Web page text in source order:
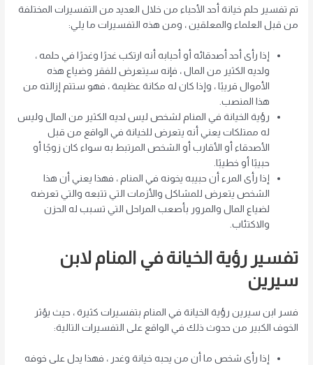
تم تفسير حلم خيانة أحد الأحباء من خلال العديد من التفسيرات المختلفة
من قبل العلماء والمعلقين ، ومن هذه التفسيرات ما يلي:
إذا رأى أحد أصدقائه أو أحبابه أنه ارتكب غدرًا وغدرًا في حلمه ،
ولديه الكثير من المال ، فإنه سيتعرض للفقر وضياع هذه
الأموال قريبًا ، وإذا كان له مكانة عظيمة ، فهو ستتم إزالته من
هذا المنصب.
رؤية الخيانة في المنام لشخص ليس لديه الكثير من المال وليس
له ممتلكات يعني أنه يتعرض للخيانة في الواقع من قبل
الأصدقاء أو الأقارب أو الشخص المرتبط به سواء كان زوجًا أو
حبيبًا أو خطيبًا.
إذا رأى المرء أن حبيبه يخونه في المنام ، فهذا يعني أن هذا
الشخص يتعرض للمشاكل والأزمات التي تتبعه والتي تعرضه
لضياع المال والمرور بأصعب المراحل التي تسبب له الحزن
والاكتئاب.
تفسير رؤية الخيانة في المنام لابن
سيرين
فسر ابن سيرين رؤية الخيانة في المنام بتفسيرات كثيرة ، حيث يؤثر
الخوف الكبير من حدوث ذلك في الواقع على التفسيرات التالية:
إذا رأى شخص ما أن من يحبه خيانة وغدر ، فهذا يدل على خوفه